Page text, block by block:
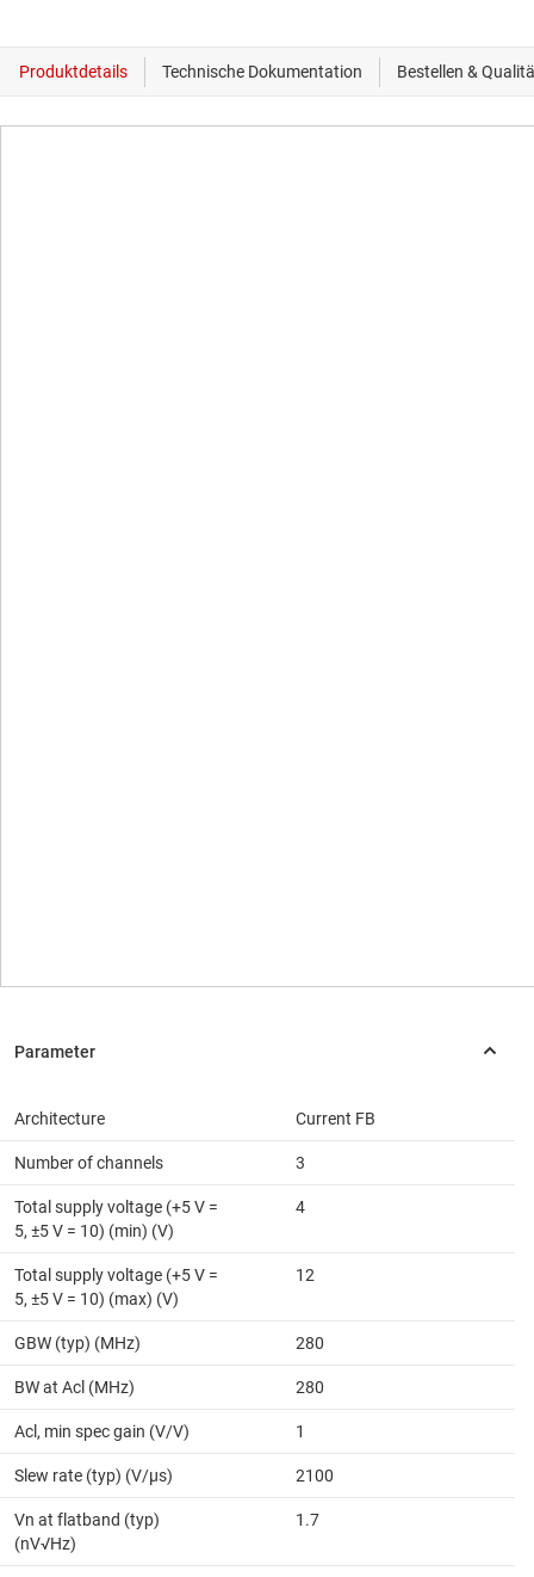
Architecture Current FB
Number of channels 3
Total supply voltage (+5 V =
5, ±5 V = 10) (min) (V)
4
Total supply voltage (+5 V =
5, ±5 V = 10) (max) (V)
12
GBW (typ) (MHz) 280
BW at Acl (MHz) 280
Acl, min spec gain (V/V) 1
Slew rate (typ) (V/µs) 2100
Vn at flatband (typ)
(nV√Hz)
1.7